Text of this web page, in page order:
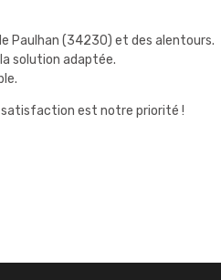
Paulhan (34230) et des alentours.
solution adaptée.
est notre priorité !